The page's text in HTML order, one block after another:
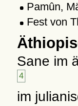
Pamûn,
Fest von
Sane im
4
im